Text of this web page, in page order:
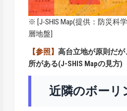
※ [J-SHIS Map(提供：防災科
層地盤]
【参照】高台立地が原則だ
所がある(J-SHIS Mapの見方)
近隣のボーリ